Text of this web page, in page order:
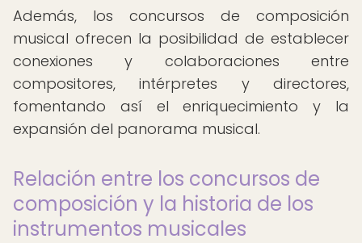
Además, los concursos de composición
musical ofrecen la posibilidad de establecer
conexiones y colaboraciones entre
compositores, intérpretes y directores,
fomentando así el enriquecimiento y la
expansión del panorama musical.
Relación entre los concursos de
composición y la historia de los
instrumentos musicales